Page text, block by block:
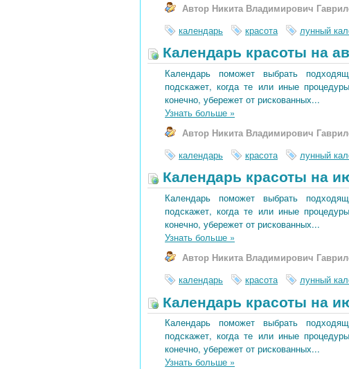
Автор Никита Владимирович
календарь
красота лунный
Календарь красоты на
Календарь поможет выбрать
подскажет, когда те или иные
конечно, убережет от рискованных...
Узнать больше »
Автор Никита Владимирович
календарь
красота лунный
Календарь красоты на
Календарь поможет выбрать
подскажет, когда те или иные
конечно, убережет от рискованных...
Узнать больше »
Автор Никита Владимирович
календарь
красота лунный
Календарь красоты на
Календарь поможет выбрать
подскажет, когда те или иные
конечно, убережет от рискованных...
Узнать больше »